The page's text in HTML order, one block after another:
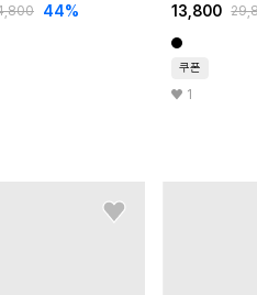
44% 13,800
쿠폰
1